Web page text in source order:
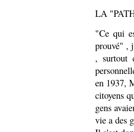
LA
"Ce qui
prouvé" ,
, surtout
en 1937,
citoyens
gens
vie a des